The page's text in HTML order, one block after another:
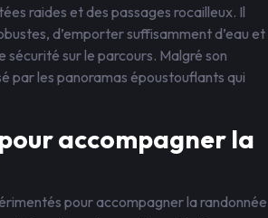
raides et des passages rocailleux. Il
d’emporter suffisamment d’eau et
sécurité sur le parcours. Malgré son
par les panoramas époustouflants qui
accompagner la
pour accompagner la randonnée